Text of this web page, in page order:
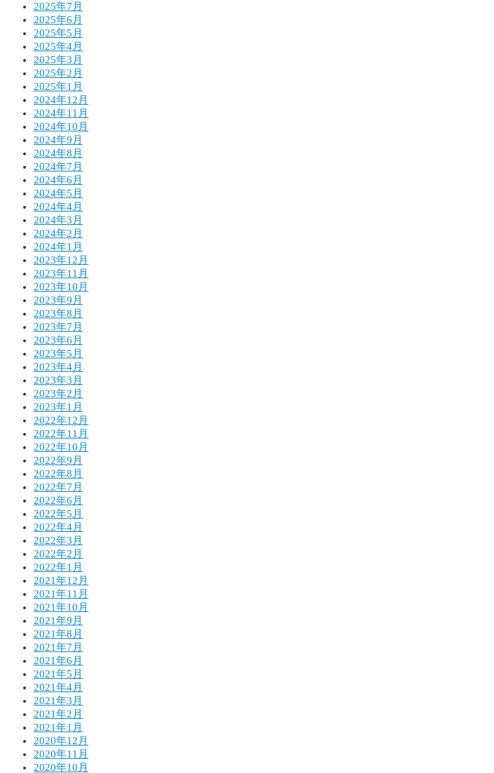
2025年7月
2025年6月
2025年5月
2025年4月
2025年3月
2025年2月
2025年1月
2024年12月
2024年11月
2024年10月
2024年9月
2024年8月
2024年7月
2024年6月
2024年5月
2024年4月
2024年3月
2024年2月
2024年1月
2023年12月
2023年11月
2023年10月
2023年9月
2023年8月
2023年7月
2023年6月
2023年5月
2023年4月
2023年3月
2023年2月
2023年1月
2022年12月
2022年11月
2022年10月
2022年9月
2022年8月
2022年7月
2022年6月
2022年5月
2022年4月
2022年3月
2022年2月
2022年1月
2021年12月
2021年11月
2021年10月
2021年9月
2021年8月
2021年7月
2021年6月
2021年5月
2021年4月
2021年3月
2021年2月
2021年1月
2020年12月
2020年11月
2020年10月